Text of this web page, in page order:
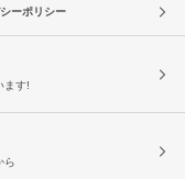
ーポリシー
ます!
ら